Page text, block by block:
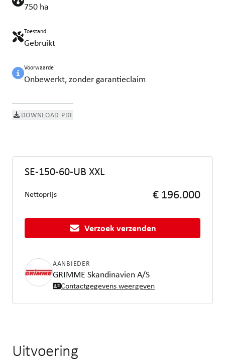
750 ha
Toestand
Gebruikt
Voorwaarde
Onbewerkt, zonder garantieclaim
DOWNLOAD PDF
SE-150-60-UB XXL
Nettoprijs € 196.000
Verzoek verzenden
AANBIEDER
GRIMME Skandinavien A/S
Contactgegevens weergeven
Uitvoering